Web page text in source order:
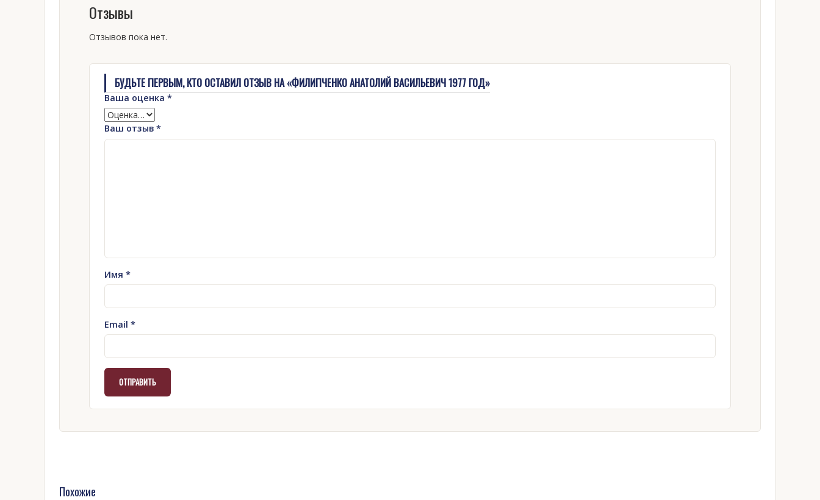
Отзывы
Отзывов пока нет.
БУДЬТЕ ПЕРВЫМ, КТО ОСТАВИЛ ОТЗЫВ НА «ФИЛИПЧЕНКО АНАТОЛИЙ ВАСИЛЬЕВИЧ 1977 ГОД»
Ваша оценка *
Ваш отзыв *
Имя *
Email *
Похожие